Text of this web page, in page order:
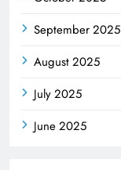
September 2025
August 2025
July 2025
June 2025